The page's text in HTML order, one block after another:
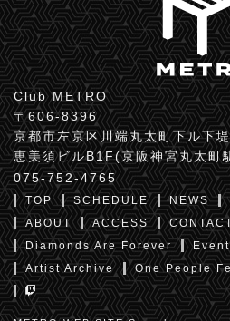
Club METRO
〒606-8396
京都市左京区川端丸太町下ル下
恵美須ビルB1F(京阪神宮丸太町
075-752-4765
TOP SCHEDULE NEWS
ABOUT
ACCESS
Diamonds Are Forever
Artist Archive
One People